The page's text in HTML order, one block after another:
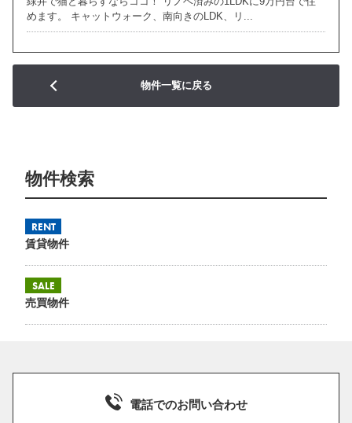
めます。 キャットウォーク、南向きのLDK、リ...
物件一覧に戻る
物件検索
RENT
賃貸物件
SALE
売買物件
電話でのお問い合わせ